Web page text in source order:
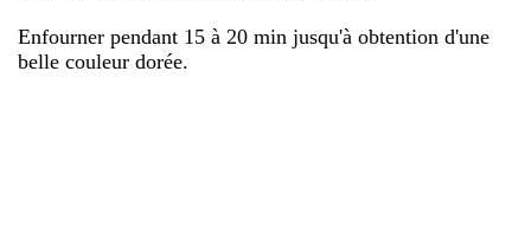
Enfourner pendant 15 à 20 min jusqu'à obtention d'une
belle couleur dorée.